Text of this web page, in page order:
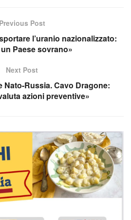
Previous Post
l’uranio nazionalizzato:
Paese sovrano»
Next Post
Nato-Russia. Cavo Dragone:
azioni preventive»